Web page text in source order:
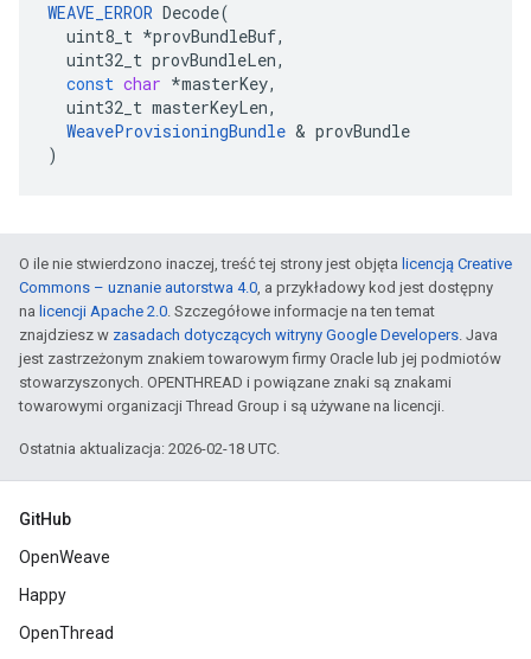
WEAVE_ERROR Decode(
uint8_t *provBundleBuf,
uint32_t provBundleLen,
const char *masterKey,
uint32_t masterKeyLen,
WeaveProvisioningBundle & provBundle
)
O ile nie stwierdzono inaczej, treść tej strony jest objęta licencją Creative
Commons – uznanie autorstwa 4.0, a przykładowy kod jest dostępny
na licencji Apache 2.0. Szczegółowe informacje na ten temat
znajdziesz w zasadach dotyczących witryny Google Developers. Java
jest zastrzeżonym znakiem towarowym firmy Oracle lub jej podmiotów
stowarzyszonych. OPENTHREAD i powiązane znaki są znakami
towarowymi organizacji Thread Group i są używane na licencji.
Ostatnia aktualizacja: 2026-02-18 UTC.
GitHub
OpenWeave
Happy
OpenThread